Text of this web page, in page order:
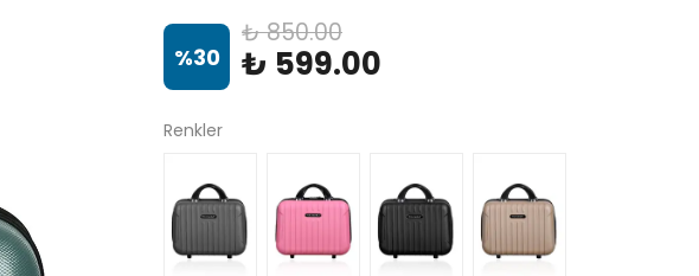
%30
₺ 850.00
₺ 599.00
Renkler